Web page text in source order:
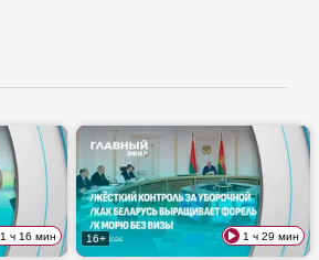
1 ч 16 мин 16+ 1 ч 29 мин